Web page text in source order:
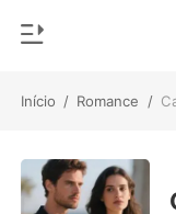
Início / Romance /
Loja
Gênero